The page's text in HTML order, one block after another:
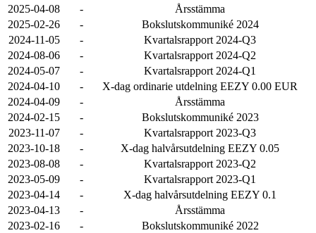
2025-04-08
-
Årsstämma
2025-02-26
-
Bokslutskommuniké 2024
2024-11-05
-
Kvartalsrapport 2024-Q3
2024-08-06
-
Kvartalsrapport 2024-Q2
2024-05-07
-
Kvartalsrapport 2024-Q1
2024-04-10
-
X-dag ordinarie utdelning EEZY 0.00 EUR
2024-04-09
-
Årsstämma
2024-02-15
-
Bokslutskommuniké 2023
2023-11-07
-
Kvartalsrapport 2023-Q3
2023-10-18
-
X-dag halvårsutdelning EEZY 0.05
2023-08-08
-
Kvartalsrapport 2023-Q2
2023-05-09
-
Kvartalsrapport 2023-Q1
2023-04-14
-
X-dag halvårsutdelning EEZY 0.1
2023-04-13
-
Årsstämma
2023-02-16
-
Bokslutskommuniké 2022